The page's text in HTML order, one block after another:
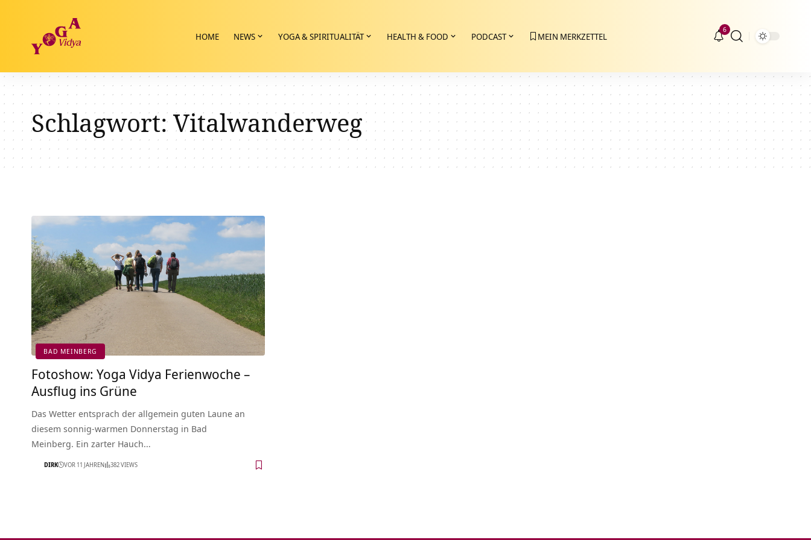
HOME NEWS YOGA & SPIRITUALITÄT HEALTH & FOOD PODCAST MEIN MERKZETTEL
6
Schlagwort:Vitalwanderweg
BAD MEINBERG
Fotoshow: Yoga Vidya Ferienwoche –
Ausflug ins Grüne
Das Wetter entsprach der allgemein guten Laune an
diesem sonnig-warmen Donnerstag in Bad
Meinberg. Ein zarter Hauch…
DIRK VOR 11 JAHREN 382 VIEWS